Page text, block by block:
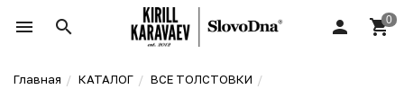
Главная КАТАЛОГ ВСЕ ТОЛСТОВКИ